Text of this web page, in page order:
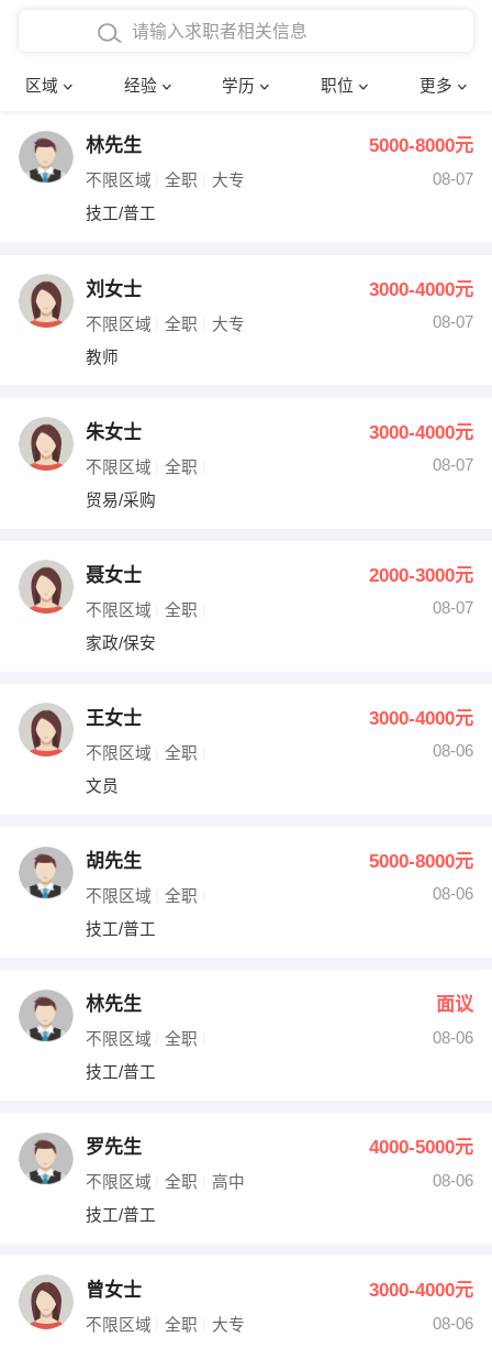
区域 经验 学历 职位 更多
在校学生工作经验
四年以上工作经验
五年以上工作经验
博士
文员 护士
财务会计
网络IT
收银员
水电/机修
编辑 法律
其他职位
确定
林先生 5000-8000元
不限区域 全职 大专
08-07
技工/普工
刘女士 3000-4000元
不限区域 全职 大专
08-07
教师
朱女士 3000-4000元
不限区域 全职
08-07
贸易/采购
聂女士 2000-3000元
不限区域 全职
08-07
家政/保安
王女士 3000-4000元
不限区域 全职
08-06
文员
胡先生 5000-8000元
不限区域 全职
08-06
技工/普工
林先生 面议
不限区域 全职
08-06
技工/普工
罗先生 4000-5000元
不限区域 全职 高中
08-06
技工/普工
曾女士 3000-4000元
不限区域 全职 大专
08-06